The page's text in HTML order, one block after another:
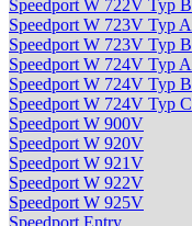
Speedport W 722V Typ B
Speedport W 723V Typ A
Speedport W 723V Typ B
Speedport W 724V Typ A
Speedport W 724V Typ B
Speedport W 724V Typ C
Speedport W 900V
Speedport W 920V
Speedport W 921V
Speedport W 922V
Speedport W 925V
Speedport Entry